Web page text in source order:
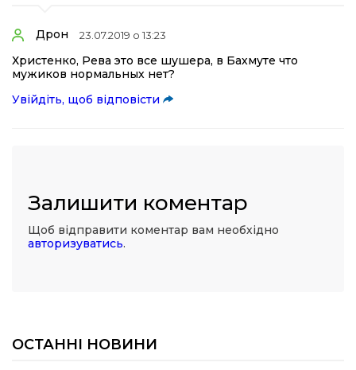
Дрон 23.07.2019 о 13:23
Христенко, Рева это все шушера, в Бахмуте что
мужиков нормальных нет?
Увійдіть, щоб відповісти
Залишити коментар
Щоб відправити коментар вам необхідно
авторизуватись.
ОСТАННІ НОВИНИ